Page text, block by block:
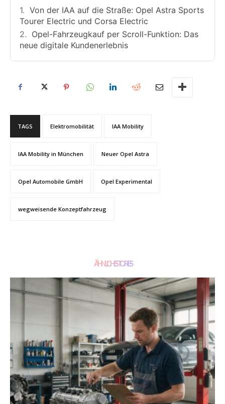
Von der IAA auf die Straße: Opel Astra Sports
Tourer Electric und Corsa Electric
Opel-Fahrzeugkauf per Scroll-Funktion: Das
neue digitale Kundenerlebnis
TAGS Elektromobilität IAA Mobility
IAA Mobility in München Neuer Opel Astra
Opel Automobile GmbH Opel Experimental
wegweisende Konzeptfahrzeug
ÄHNLICHE STORIES